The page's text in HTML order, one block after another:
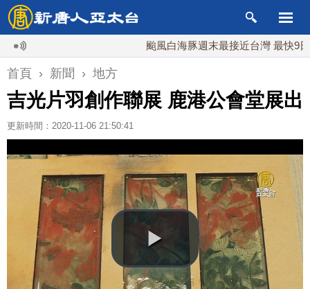
颱風白海豚週末最接近台灣 最快9日可能
首頁 › 新聞 › 地方
吉光片羽創作聯展 鹿港公會堂展出
更新時間：2020-11-06 21:50:41